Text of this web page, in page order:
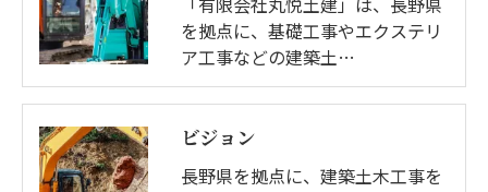
を拠点に、基礎工事やエクステリ
ア工事などの建築土…
ビジョン
長野県を拠点に、建築土木工事を